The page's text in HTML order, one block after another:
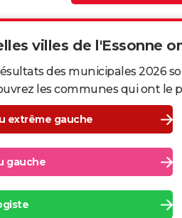
villes de l'Essonne
des municipales 2026
les communes qui ont le
extrême gauche
gauche